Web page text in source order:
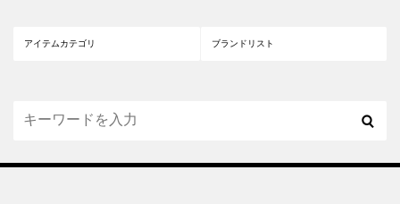
アイテムカテゴリ ブランドリスト